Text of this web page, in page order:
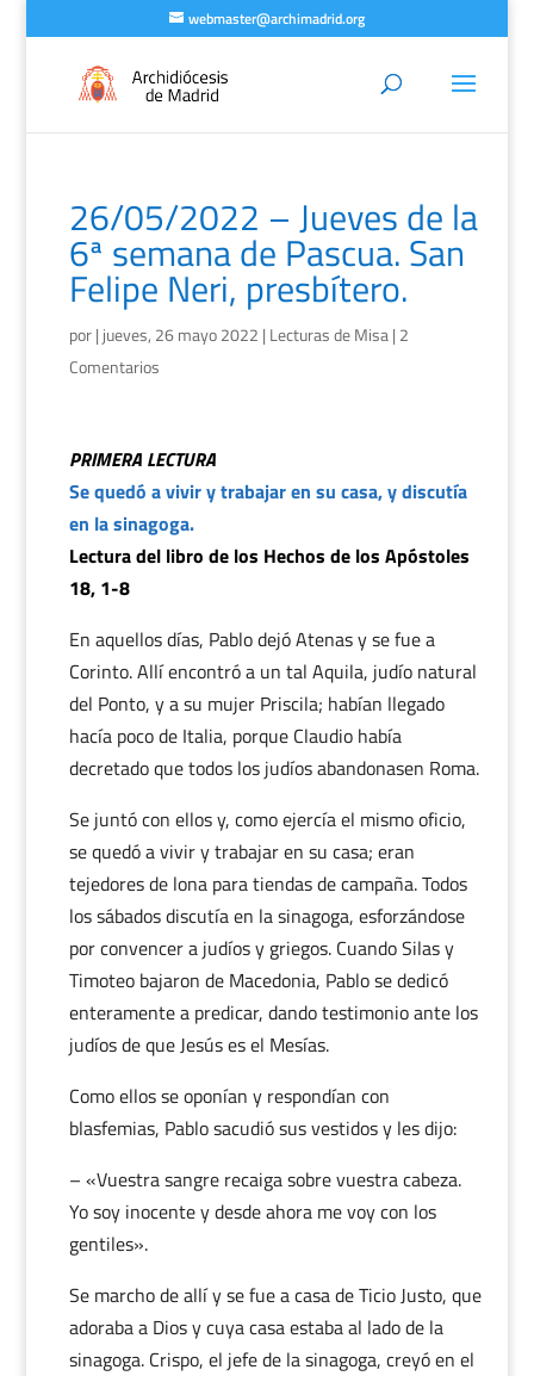
webmaster@archimadrid.org
26/05/2022 – Jueves de la
6ª semana de Pascua. San
Felipe Neri, presbítero.
por| jueves, 26 mayo 2022 | Lecturas de Misa| 2
Comentarios
PRIMERA LECTURA
Se quedó a vivir y trabajar en su casa, y discutía
en la sinagoga.
Lectura del libro de los Hechos de los Apóstoles
18, 1-8
En aquellos días, Pablo dejó Atenas y se fue a
Corinto. Allí encontró a un tal Aquila, judío natural
del Ponto, y a su mujer Priscila; habían llegado
hacía poco de Italia, porque Claudio había
decretado que todos los judíos abandonasen Roma.
Se juntó con ellos y, como ejercía el mismo oficio,
se quedó a vivir y trabajar en su casa; eran
tejedores de lona para tiendas de campaña. Todos
los sábados discutía en la sinagoga, esforzándose
por convencer a judíos y griegos. Cuando Silas y
Timoteo bajaron de Macedonia, Pablo se dedicó
enteramente a predicar, dando testimonio ante los
judíos de que Jesús es el Mesías.
Como ellos se oponían y respondían con
blasfemias, Pablo sacudió sus vestidos y les dijo:
– «Vuestra sangre recaiga sobre vuestra cabeza.
Yo soy inocente y desde ahora me voy con los
gentiles».
Se marcho de allí y se fue a casa de Ticio Justo, que
adoraba a Dios y cuya casa estaba al lado de la
sinagoga. Crispo, el jefe de la sinagoga, creyó en el